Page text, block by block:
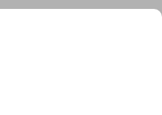
维错过了返程的飞机，也因此